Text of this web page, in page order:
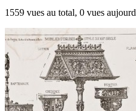
1559 vues au total, 0 vues